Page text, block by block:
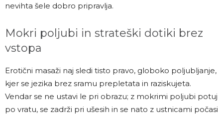
nevihta šele dobro pripravlja.
Mokri poljubi in strateški dotiki brez
vstopa
Erotični masaži naj sledi tisto pravo, globoko poljubljanje,
kjer se jezika brez sramu prepletata in raziskujeta.
Vendar se ne ustavi le pri obrazu; z mokrimi poljubi potuj
po vratu, se zadrži pri ušesih in se nato z ustnicami počasi